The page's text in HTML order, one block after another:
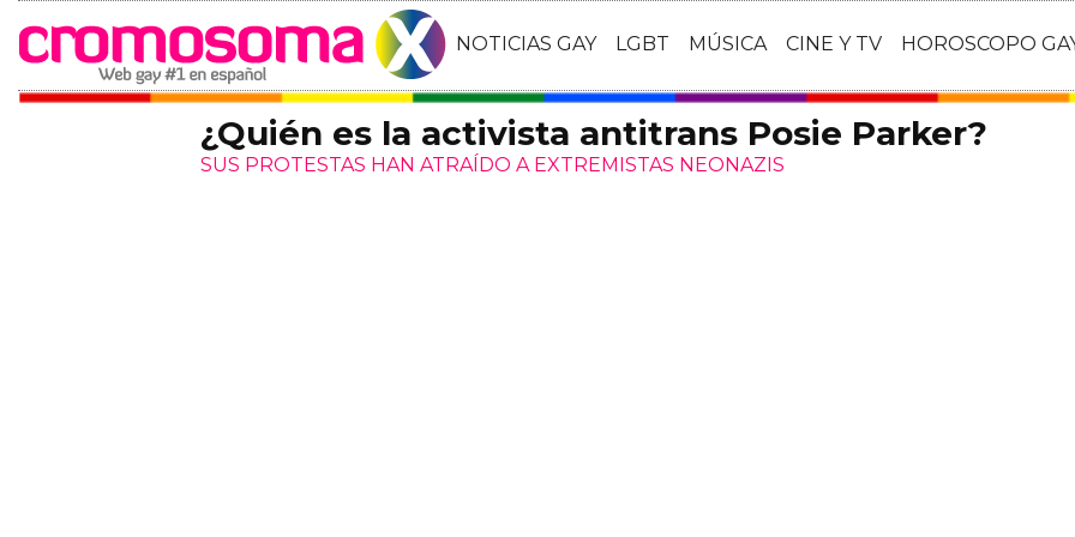
NOTICIAS GAY LGBT MÚSICA CINE Y TV HOROSCOPO
¿Quién es la activista antitrans Posie Parker?
SUS PROTESTAS HAN ATRAÍDO A EXTREMISTAS NEONAZIS